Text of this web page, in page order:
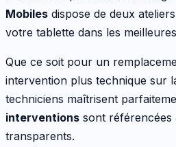
Mobiles dispose de deux
votre tablette dans les
Que ce soit pour un
intervention plus technique sur
techniciens maîtrisent
interventions sont référencées
transparents.